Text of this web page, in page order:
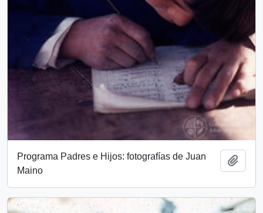
Programa Padres e Hijos: fotografías de Juan
Maino